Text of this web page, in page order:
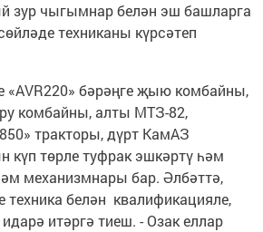
зур чыгымнар белән эш башларга
техниканы күрсәтеп
«AVR220» бәрәңге җыю комбайны,
комбайны, алты МТЗ-82,
тракторы, дүрт КамАЗ
күп төрле туфрак эшкәртү һәм
механизмнары бар. Әлбәттә,
белән квалификацияле,
итәргә тиеш. - Озак еллар